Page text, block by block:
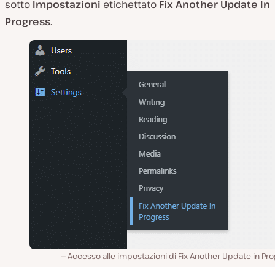
sotto Impostazioni etichettato Fix Another Update In
Progress.
Accesso alle impostazioni di Fix Another Update in